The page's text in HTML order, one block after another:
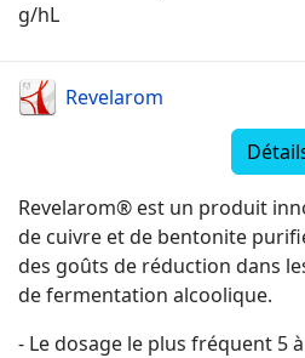
g/hL
Revelarom
Revelarom® est un produit
de cuivre et de bentonite
des goûts de réduction dans
de fermentation alcoolique.
- Le dosage le plus fréquent 5